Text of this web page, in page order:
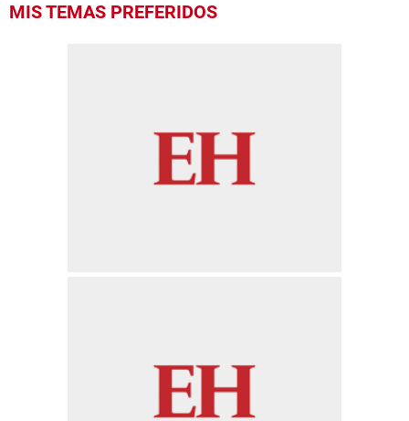
MIS TEMAS PREFERIDOS